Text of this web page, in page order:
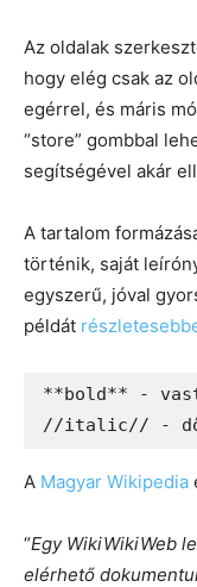
Az oldalak
hogy elég csak az
egérrel, és máris
“store” gombbal
segítségével akár
A tartalom
történik, saját
egyszerű, jóval
példát
**bold** -
//italic// -
A Magyar Wikipedia
“Egy WikiWikiWeb
elérhető